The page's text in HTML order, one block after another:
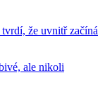
že uvnitř začíná
ale nikoli